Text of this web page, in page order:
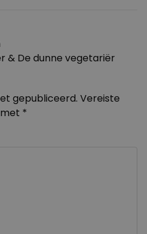
& De dunne vegetariër
gepubliceerd. Vereiste
*